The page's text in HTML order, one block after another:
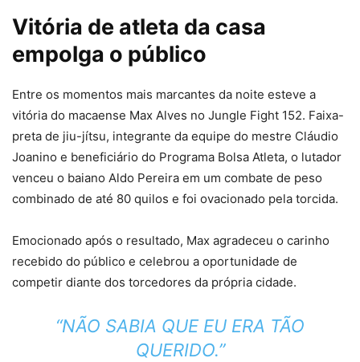
Vitória de atleta da casa
empolga o público
Entre os momentos mais marcantes da noite esteve a
vitória do macaense Max Alves no Jungle Fight 152. Faixa-
preta de jiu-jítsu, integrante da equipe do mestre Cláudio
Joanino e beneficiário do Programa Bolsa Atleta, o lutador
venceu o baiano Aldo Pereira em um combate de peso
combinado de até 80 quilos e foi ovacionado pela torcida.
Emocionado após o resultado, Max agradeceu o carinho
recebido do público e celebrou a oportunidade de
competir diante dos torcedores da própria cidade.
“NÃO SABIA QUE EU ERA TÃO
QUERIDO.”